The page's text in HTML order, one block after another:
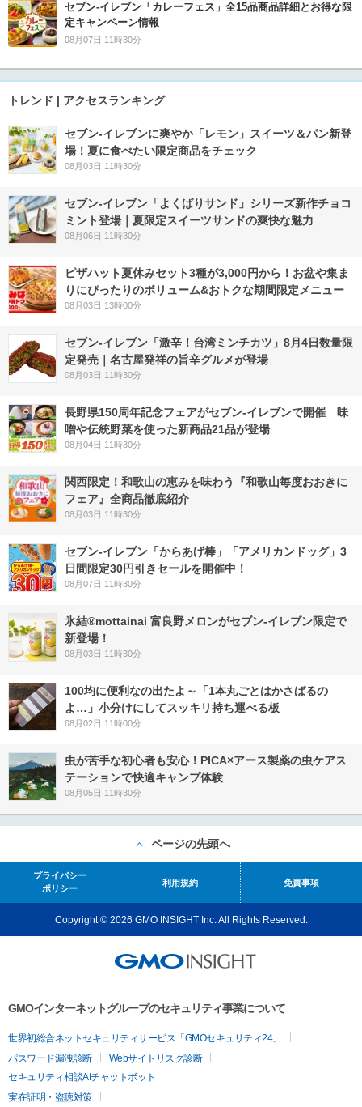
セブン‐イレブン「カレーフェス」全15品商品詳細とお得な限
定キャンペーン情報
08月07日 11時30分
トレンド | アクセスランキング
セブン‐イレブンに爽やか「レモン」スイーツ＆パン新登
場！夏に食べたい限定商品をチェック
08月03日 11時30分
セブン‐イレブン「よくばりサンド」シリーズ新作チョコ
ミント登場｜夏限定スイーツサンドの爽快な魅力
08月06日 11時30分
ピザハット夏休みセット3種が3,000円から！お盆や集ま
りにぴったりのボリューム&おトクな期間限定メニュー
08月03日 13時00分
セブン-イレブン「激辛！台湾ミンチカツ」8月4日数量限
定発売｜名古屋発祥の旨辛グルメが登場
08月03日 11時30分
長野県150周年記念フェアがセブン-イレブンで開催 味
噌や伝統野菜を使った新商品21品が登場
08月04日 11時30分
関西限定！和歌山の恵みを味わう『和歌山毎度おおきに
フェア』全商品徹底紹介
08月03日 11時30分
セブン‐イレブン「からあげ棒」「アメリカンドッグ」3
日間限定30円引きセールを開催中！
08月07日 11時30分
氷結®mottainai 富良野メロンがセブン‐イレブン限定で
新登場！
08月03日 11時30分
100均に便利なの出たよ～「1本丸ごとはかさばるの
よ…」小分けにしてスッキリ持ち運べる板
08月02日 11時00分
虫が苦手な初心者も安心！PICA×アース製薬の虫ケアス
テーションで快適キャンプ体験
08月05日 11時30分
ページの先頭へ
プライバシー
ポリシー
利用規約 免責事項
Copyright © 2026 GMO INSIGHT Inc. All Rights Reserved.
GMOインターネットグループのセキュリティ事業について
世界初総合ネットセキュリティサービス「GMOセキュリティ24」
パスワード漏洩診断
Webサイトリスク診断
セキュリティ相談AIチャットボット
実在証明・盗聴対策